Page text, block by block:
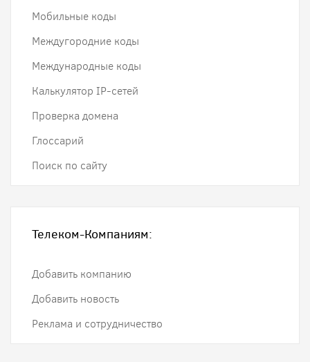
Мобильные коды
Междугородние коды
Международные коды
Калькулятор IP-сетей
Проверка домена
Глоссарий
Поиск по сайту
Телеком-Компаниям:
Добавить компанию
Добавить новость
Реклама и сотрудничество